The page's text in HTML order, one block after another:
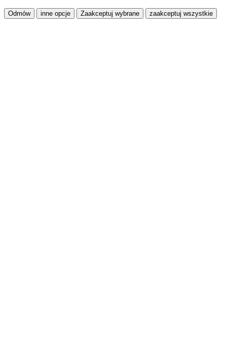
Odmów inne opcje Zaakceptuj wybrane zaakceptuj wszystkie